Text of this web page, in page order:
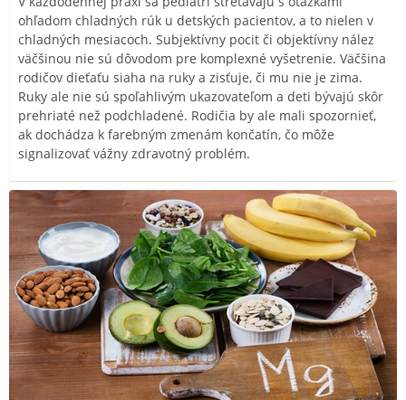
ohľadom chladných rúk u detských pacientov, a to nielen v
chladných mesiacoch. Subjektívny pocit či objektívny nález
väčšinou nie sú dôvodom pre komplexné vyšetrenie. Väčšina
rodičov dieťaťu siaha na ruky a zisťuje, či mu nie je zima.
Ruky ale nie sú spoľahlivým ukazovateľom a deti bývajú skôr
prehriaté než podchladené. Rodičia by ale mali spozornieť,
ak dochádza k farebným zmenám končatín, čo môže
signalizovať vážny zdravotný problém.